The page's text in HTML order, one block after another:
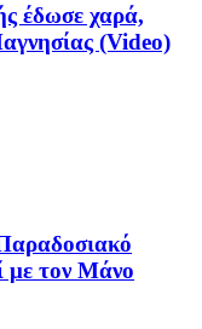
έδωσε χαρά,
(Video)
με τον Μάνο